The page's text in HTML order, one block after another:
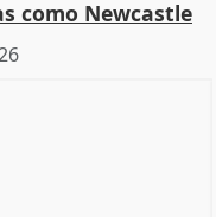
como Newcastle